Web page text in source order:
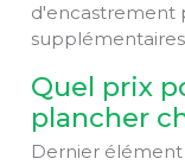
d'encastrement
Quel prix
plancher
Dernier